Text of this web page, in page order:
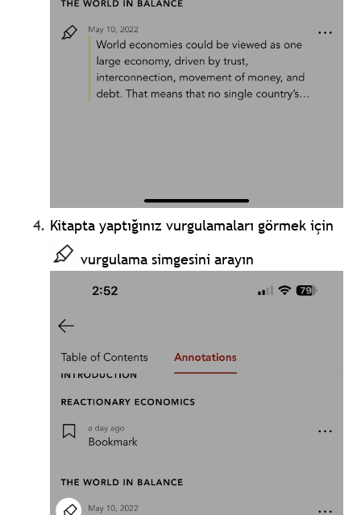
Kitapta yaptığınız vurgulamaları görmek için
vurgulama simgesini arayın